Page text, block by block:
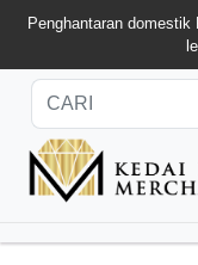
Penghantaran